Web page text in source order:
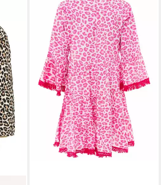
ZWILLINGSHERZ
Sommerkleid Classic Leo
59,99 €